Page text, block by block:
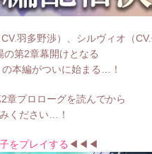
羽多野渉）、シルヴィオ（CV.
の第2章幕開けとなる
の本編がついに始まる…！
章プロローグを読んでから
ください…！
をプレイする ◀◀◀